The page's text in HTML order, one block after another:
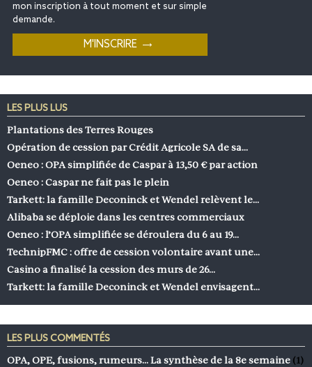
mon inscription à tout moment et sur simple
demande.
LES PLUS LUS
Plantations des Terres Rouges
Opération de cession par Crédit Agricole SA de sa…
Oeneo : OPA simplifiée de Caspar à 13,50 € par action
Oeneo : Caspar ne fait pas le plein
Tarkett: la famille Deconinck et Wendel relèvent le…
Alibaba se déploie dans les centres commerciaux
Oeneo : l’OPA simplifiée se déroulera du 6 au 19…
TechnipFMC : offre de cession volontaire avant une…
Casino a finalisé la cession des murs de 26…
Tarkett: la famille Deconinck et Wendel envisagent…
LES PLUS COMMENTÉS
OPA, OPE, fusions, rumeurs… La synthèse de la 8e semaine (1)